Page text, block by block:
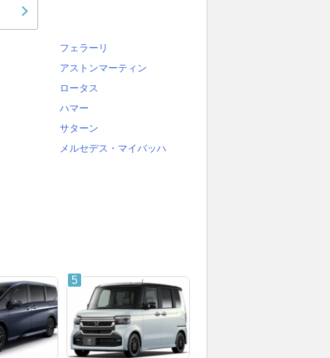
フェラーリ
アストンマーティン
ロータス
ハマー
サターン
メルセデス・マイバッハ